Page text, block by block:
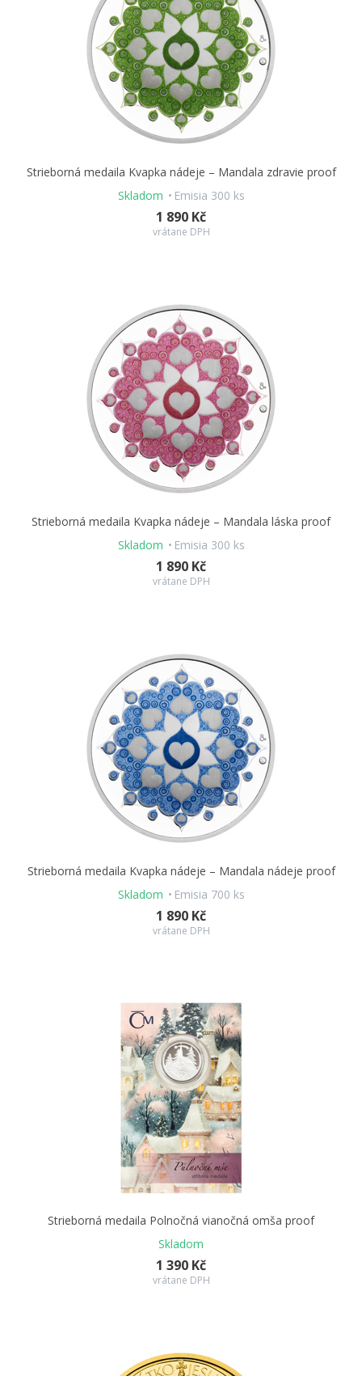
Strieborná medaila Kvapka nádeje – Mandala zdravie proof
Skladom
Emisia 300 ks
1 890 Kč
vrátane DPH
Strieborná medaila Kvapka nádeje – Mandala láska proof
Skladom
Emisia 300 ks
1 890 Kč
vrátane DPH
Strieborná medaila Kvapka nádeje – Mandala nádeje proof
Skladom
Emisia 700 ks
1 890 Kč
vrátane DPH
Strieborná medaila Polnočná vianočná omša proof
Skladom
1 390 Kč
vrátane DPH